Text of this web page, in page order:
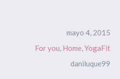
mayo 4, 2015
For you, Home,YogaFit
daniluque99